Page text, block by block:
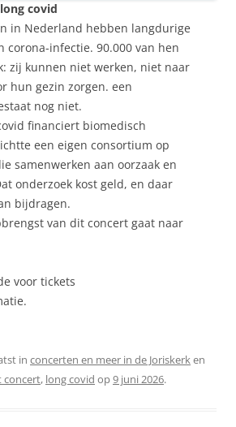
covid
in Nederland hebben langdurige
corona-infectie. 90.000 van hen
zij kunnen niet werken, niet naar
hun gezin zorgen. een
nog niet.
financiert biomedisch
een eigen consortium op
samenwerken aan oorzaak en
onderzoek kost geld, en daar
bijdragen.
van dit concert gaat naar
voor tickets
in concerten en meer in de Joriskerken
concert, long covid op9 juni 2026.